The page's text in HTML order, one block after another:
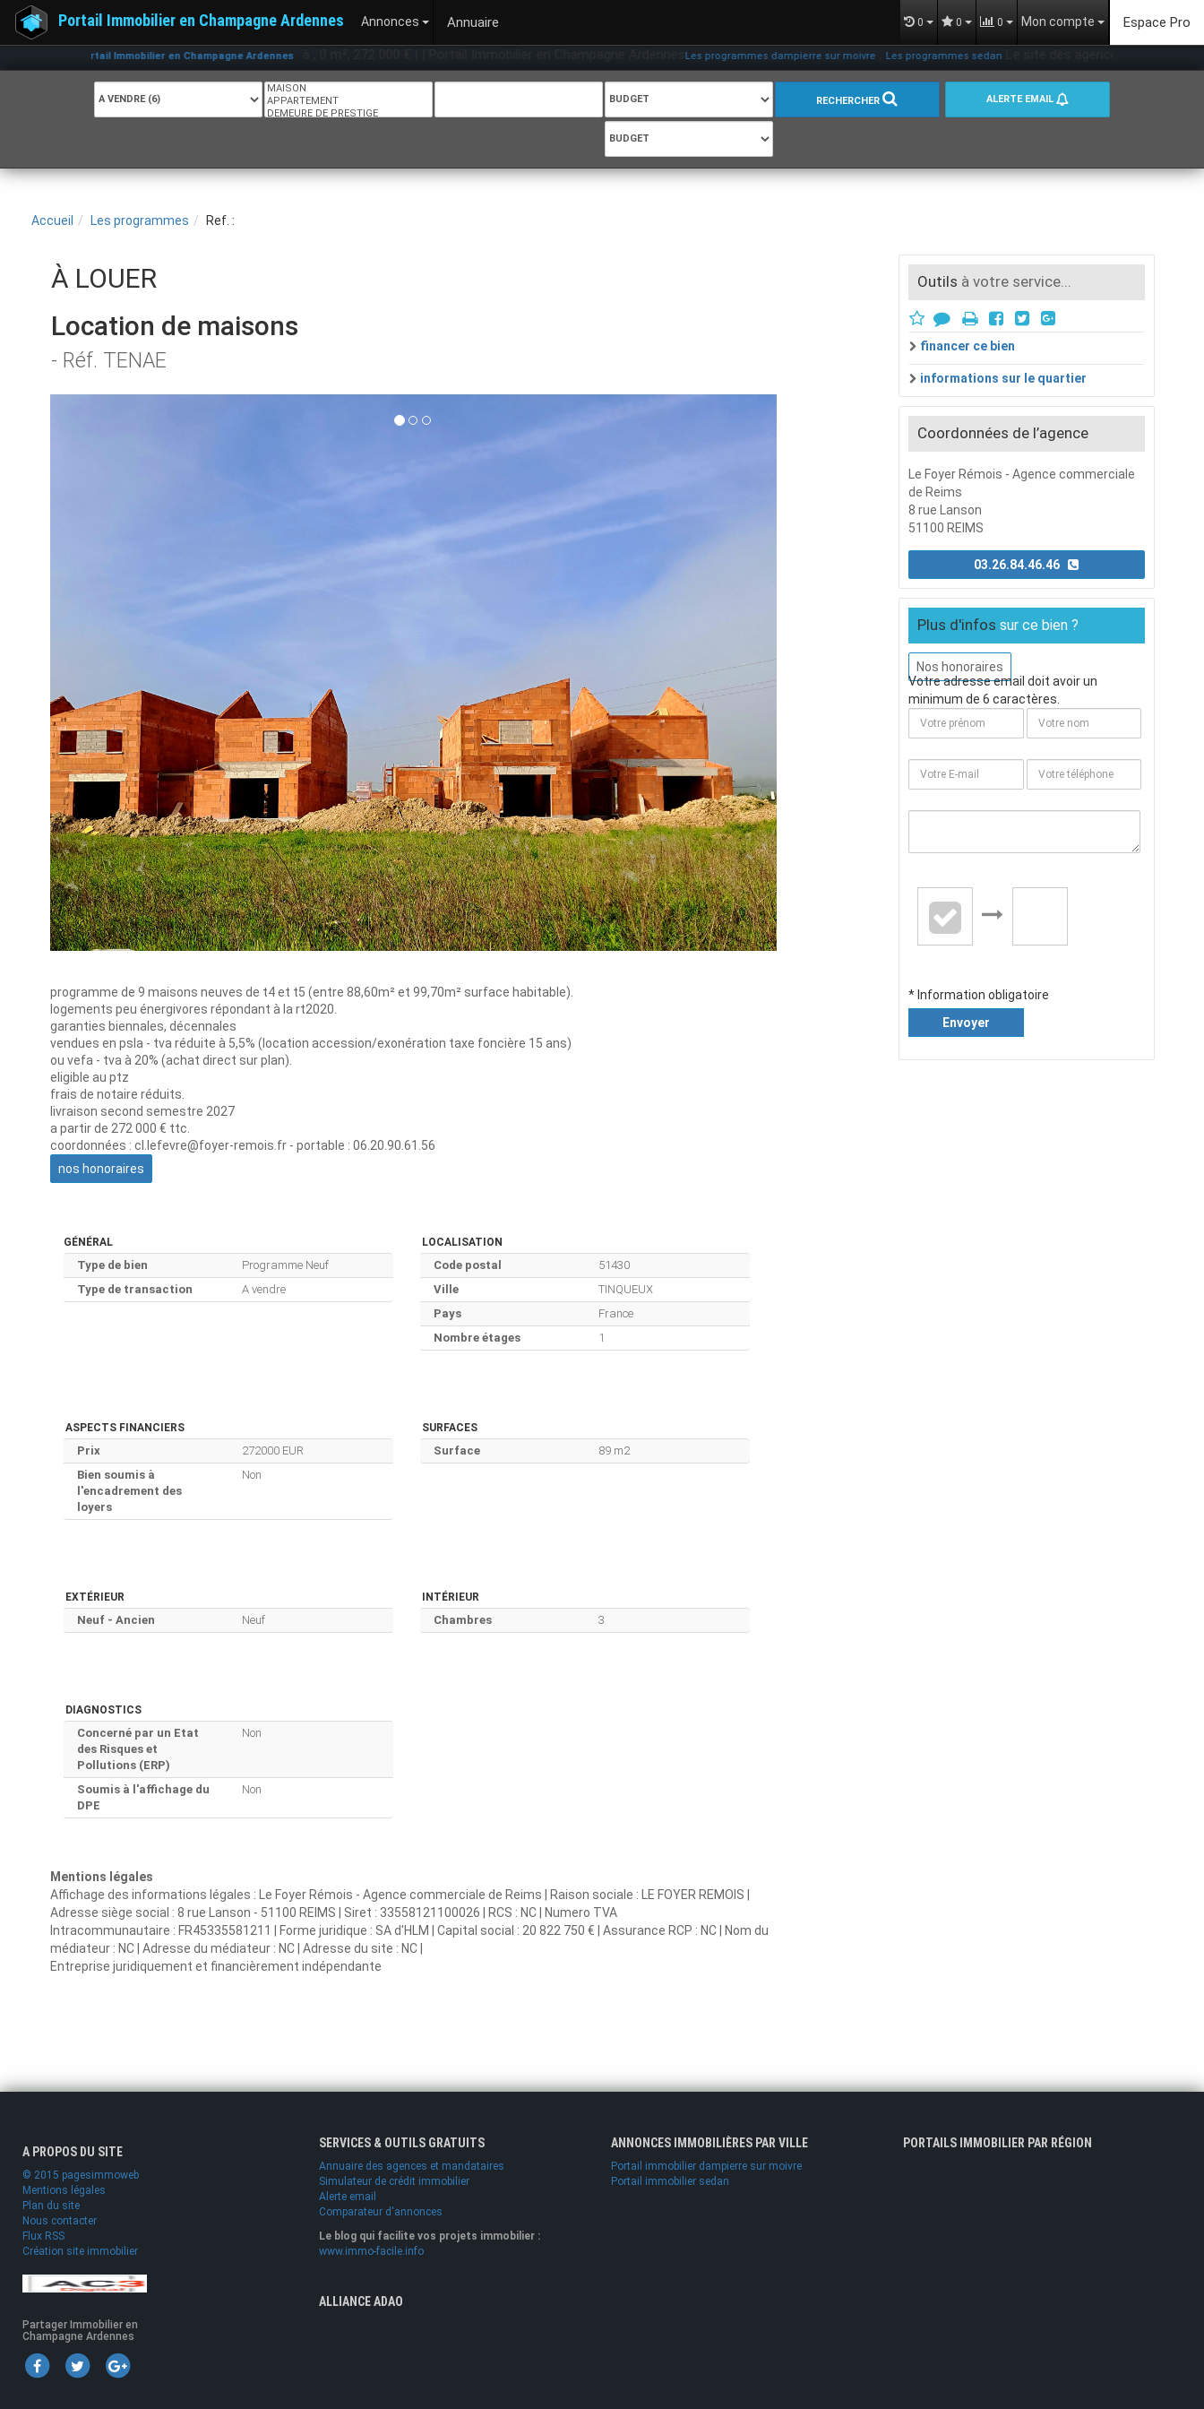
Portail Immobilier en Champagne Ardennes: à , 0 m², 272 000 € | | Portail Immobilier en Champagne Ardennes Les programmes dampierre sur moivre ,Les programmes sedanLe site des agences immobilières en
Portail Immobilier en Champagne Ardennes Annonces Annuaire 0 0 0 Mon compte Espace Pro
RECHERCHER ALERTE EMAIL
Accueil Les programmes Ref. :
À LOUER
Location de maisons
- Réf. TENAE
programme de 9 maisons neuves de t4 et t5 (entre 88,60m² et 99,70m² surface habitable).
logements peu énergivores répondant à la rt2020.
garanties biennales, décennales
vendues en psla - tva réduite à 5,5% (location accession/exonération taxe foncière 15 ans)
ou vefa - tva à 20% (achat direct sur plan).
eligible au ptz
frais de notaire réduits.
livraison second semestre 2027
a partir de 272 000 € ttc.
coordonnées : cl.lefevre@foyer-remois.fr - portable : 06.20.90.61.56
nos honoraires
GÉNÉRAL
Type de bien
Programme Neuf
Type de transaction
A vendre
LOCALISATION
Code postal
51430
Ville
TINQUEUX
Pays
France
Nombre étages
1
ASPECTS FINANCIERS
Prix
272000 EUR
Bien soumis à
l'encadrement des
loyers
Non
SURFACES
Surface 89 m2
EXTÉRIEUR
Neuf - Ancien Neuf
INTÉRIEUR
Chambres 3
DIAGNOSTICS
Concerné par un Etat
des Risques et
Pollutions (ERP)
Non
Soumis à l'affichage du
DPE
Non
Mentions légales
Affichage des informations légales : Le Foyer Rémois - Agence commerciale de Reims | Raison sociale : LE FOYER REMOIS |
Adresse siège social : 8 rue Lanson - 51100 REIMS | Siret : 33558121100026 | RCS : NC | Numero TVA
Intracommunautaire : FR45335581211 | Forme juridique : SA d'HLM | Capital social : 20 822 750 € | Assurance RCP : NC | Nom du
médiateur : NC | Adresse du médiateur : NC | Adresse du site : NC |
Entreprise juridiquement et financièrement indépendante
Outils à votre service...
financer ce bien
informations sur le quartier
Coordonnées de l’agence
Le Foyer Rémois - Agence commerciale
de Reims
8 rue Lanson
51100 REIMS
03.26.84.46.46
Plus d'infos sur ce bien ?
Nos honoraires
Votre adresse email doit avoir un
minimum de 6 caractères.
* Information obligatoire
Envoyer
A PROPOS DU SITE
© 2015 pagesimmoweb
Mentions légales
Plan du site
Nous contacter
Flux RSS
Création site immobilier
Partager Immobilier en
Champagne Ardennes
SERVICES & OUTILS GRATUITS
Annuaire des agences et mandataires
Simulateur de crédit immobilier
Alerte email
Comparateur d'annonces
Le blog qui facilite vos projets immobilier :
www.immo-facile.info
ANNONCES IMMOBILIÈRES PAR VILLE
Portail immobilier dampierre sur moivre
Portail immobilier sedan
ALLIANCE ADAO
PORTAILS IMMOBILIER PAR RÉGION